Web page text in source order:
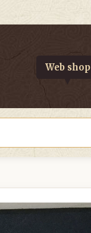
Web shop